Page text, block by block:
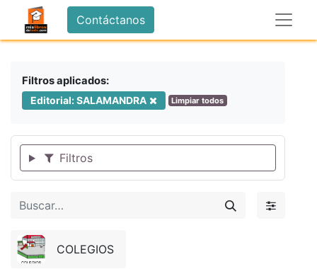
Contáctanos
Filtros aplicados:
Editorial: SALAMANDRA Limpiar todos
Filtros
COLEGIOS